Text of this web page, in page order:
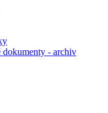
dokumenty - archiv